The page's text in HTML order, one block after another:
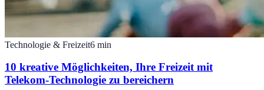
Technologie & Freizeit6 min
10 kreative Möglichkeiten, Ihre Freizeit mit
Telekom-Technologie zu bereichern